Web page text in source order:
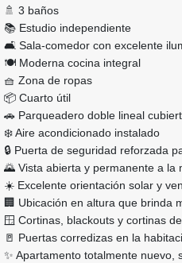
🚿 3 baños
📚 Estudio independiente
🛋️ Sala-comedor con excelente
🍽️ Moderna cocina integral
🧺 Zona de ropas
📦 Cuarto útil
🚗 Parqueadero doble lineal
❄️ Aire acondicionado instalado
🔒 Puerta de seguridad reforzada
🌄 Vista abierta y permanente a la
☀️ Excelente orientación solar y
🏢 Ubicación en altura que brinda
🪟 Cortinas, blackouts y cortinas
🚪 Puertas corredizas en la
✨ Apartamento totalmente nuevo,